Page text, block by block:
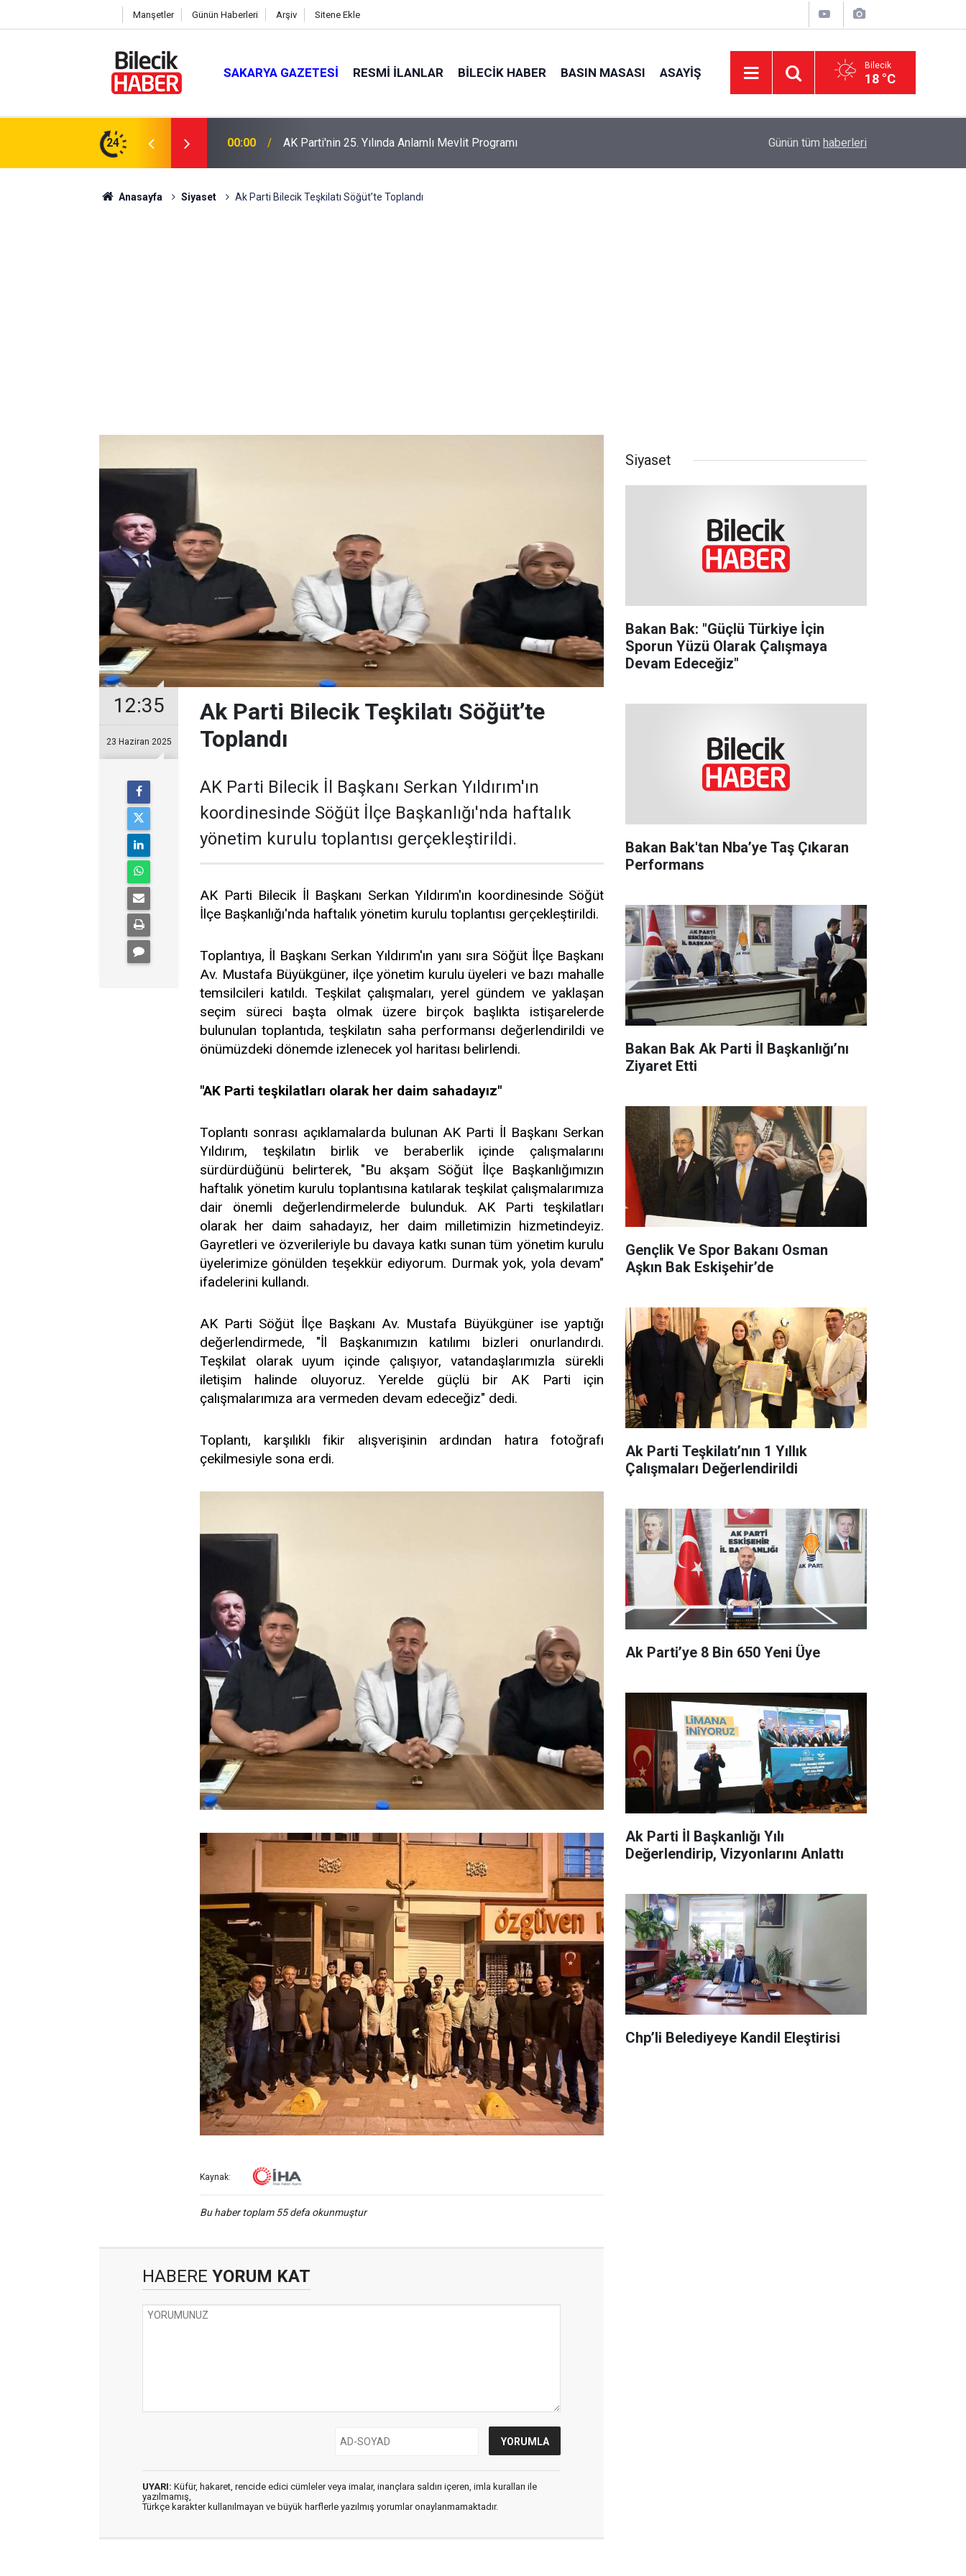
Manşetler Günün Haberleri Arşiv Sitene Ekle
SAKARYA GAZETESI RESMI İLANLAR BILECIK HABER BASIN MASASI ASAYIŞ Bilecik
18 °C
24 16:04 Saman balyaları küle döndü İl Genel Meclisi’nden okullara 1.8 milyon TL
Günün tüm haberleri
Anasayfa Siyaset Ak Parti Bilecik Teşkilatı Söğüt’te Toplandı
12:35
23 Haziran 2025
Ak Parti Bilecik Teşkilatı Söğüt’te
Toplandı
AK Parti Bilecik İl Başkanı Serkan Yıldırım'ın
koordinesinde Söğüt İlçe Başkanlığı'nda haftalık
yönetim kurulu toplantısı gerçekleştirildi.
AK Parti Bilecik İl Başkanı Serkan Yıldırım'ın koordinesinde Söğüt
İlçe Başkanlığı'nda haftalık yönetim kurulu toplantısı gerçekleştirildi.
Toplantıya, İl Başkanı Serkan Yıldırım'ın yanı sıra Söğüt İlçe Başkanı
Av. Mustafa Büyükgüner, ilçe yönetim kurulu üyeleri ve bazı mahalle
temsilcileri katıldı. Teşkilat çalışmaları, yerel gündem ve yaklaşan
seçim süreci başta olmak üzere birçok başlıkta istişarelerde
bulunulan toplantıda, teşkilatın saha performansı değerlendirildi ve
önümüzdeki dönemde izlenecek yol haritası belirlendi.
"AK Parti teşkilatları olarak her daim sahadayız"
Toplantı sonrası açıklamalarda bulunan AK Parti İl Başkanı Serkan
Yıldırım, teşkilatın birlik ve beraberlik içinde çalışmalarını
sürdürdüğünü belirterek, "Bu akşam Söğüt İlçe Başkanlığımızın
haftalık yönetim kurulu toplantısına katılarak teşkilat çalışmalarımıza
dair önemli değerlendirmelerde bulunduk. AK Parti teşkilatları
olarak her daim sahadayız, her daim milletimizin hizmetindeyiz.
Gayretleri ve özverileriyle bu davaya katkı sunan tüm yönetim kurulu
üyelerimize gönülden teşekkür ediyorum. Durmak yok, yola devam"
ifadelerini kullandı.
AK Parti Söğüt İlçe Başkanı Av. Mustafa Büyükgüner ise yaptığı
değerlendirmede, "İl Başkanımızın katılımı bizleri onurlandırdı.
Teşkilat olarak uyum içinde çalışıyor, vatandaşlarımızla sürekli
iletişim halinde oluyoruz. Yerelde güçlü bir AK Parti için
çalışmalarımıza ara vermeden devam edeceğiz" dedi.
Toplantı, karşılıklı fikir alışverişinin ardından hatıra fotoğrafı
çekilmesiyle sona erdi.
Kaynak:
Bu haber toplam 55 defa okunmuştur
HABERE YORUM KAT
UYARI: Küfür, hakaret, rencide edici cümleler veya imalar, inançlara saldırı içeren, imla kuralları ile
yazılmamış,
Türkçe karakter kullanılmayan ve büyük harflerle yazılmış yorumlar onaylanmamaktadır.
Siyaset
Bakan Bak: "Güçlü Türkiye İçin
Sporun Yüzü Olarak Çalışmaya
Devam Edeceğiz"
Bakan Bak'tan Nba’ye Taş Çıkaran
Performans
Bakan Bak Ak Parti İl Başkanlığı’nı
Ziyaret Etti
Gençlik Ve Spor Bakanı Osman
Aşkın Bak Eskişehir’de
Ak Parti Teşkilatı’nın 1 Yıllık
Çalışmaları Değerlendirildi
Ak Parti’ye 8 Bin 650 Yeni Üye
Ak Parti İl Başkanlığı Yılı
Değerlendirip, Vizyonlarını Anlattı
Chp’li Belediyeye Kandil Eleştirisi